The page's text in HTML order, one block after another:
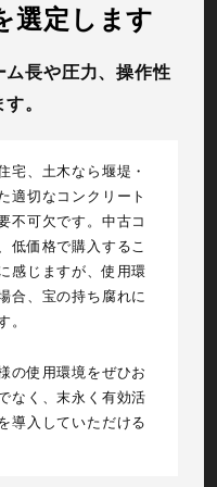
選定します
長や圧力、操作性
。
宅、土木なら堰堤・
適切なコンクリート
不可欠です。中古コ
低価格で購入するこ
感じますが、使用環
合、宝の持ち腐れに
の使用環境をぜひお
なく、末永く有効活
導入していただける